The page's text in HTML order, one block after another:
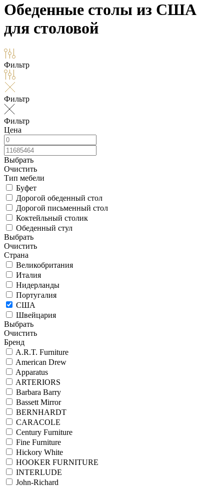
Обеденные столы из США
для столовой
Фильтр
Фильтр
Фильтр
Цена
Выбрать
Очистить
Тип мебели
Буфет
Дорогой обеденный стол
Дорогой письменный стол
Коктейльный столик
Обеденный стул
Выбрать
Очистить
Страна
Великобритания
Италия
Нидерланды
Португалия
США
Швейцария
Выбрать
Очистить
Бренд
A.R.T. Furniture
American Drew
Apparatus
ARTERIORS
Barbara Barry
Bassett Mirror
BERNHARDT
CARACOLE
Century Furniture
Fine Furniture
Hickory White
HOOKER FURNITURE
INTERLUDE
John-Richard